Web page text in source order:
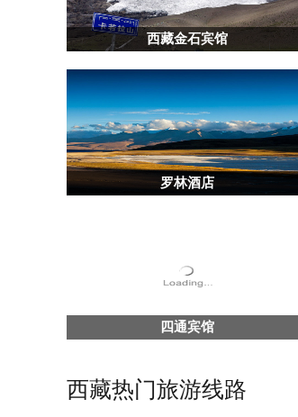
西藏金石宾馆
罗林酒店
四通宾馆
西藏热门旅游线路